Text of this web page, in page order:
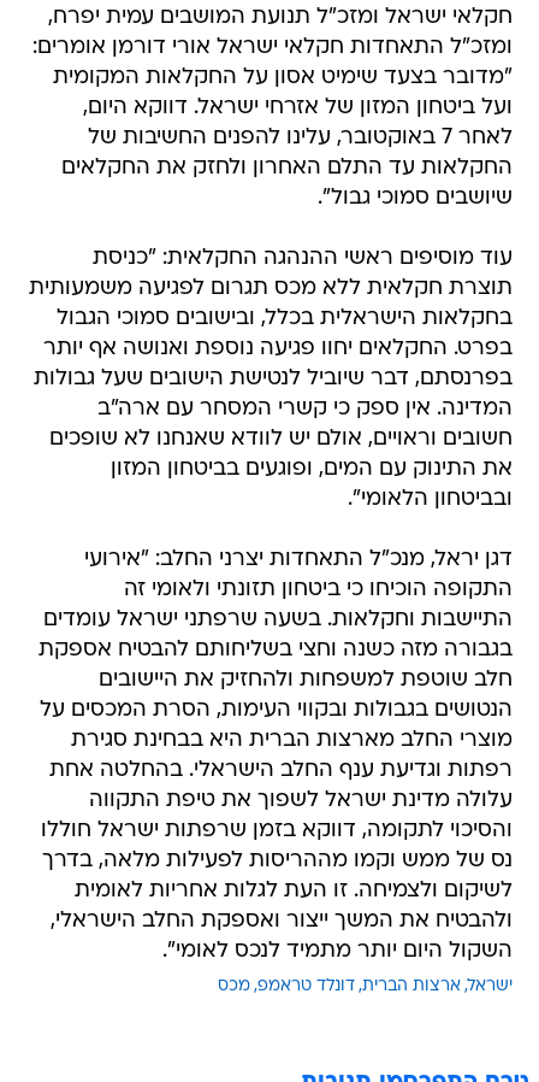
חקלאי ישראל ומזכ"ל תנועת המושבים עמית יפרח,
ומזכ"ל התאחדות חקלאי ישראל אורי דורמן אומרים:
"מדובר בצעד שימיט אסון על החקלאות המקומית
ועל ביטחון המזון של אזרחי ישראל. דווקא היום,
לאחר 7 באוקטובר, עלינו להפנים החשיבות של
החקלאות עד התלם האחרון ולחזק את החקלאים
שיושבים סמוכי גבול".
עוד מוסיפים ראשי ההנהגה החקלאית: "כניסת
תוצרת חקלאית ללא מכס תגרום לפגיעה משמעותית
בחקלאות הישראלית בכלל, ובישובים סמוכי הגבול
בפרט. החקלאים יחוו פגיעה נוספת ואנושה אף יותר
בפרנסתם, דבר שיוביל לנטישת הישובים שעל גבולות
המדינה. אין ספק כי קשרי המסחר עם ארה"ב
חשובים וראויים, אולם יש לוודא שאנחנו לא שופכים
את התינוק עם המים, ופוגעים בביטחון המזון
ובביטחון הלאומי".
דגן יראל, מנכ"ל התאחדות יצרני החלב: "אירועי
התקופה הוכיחו כי ביטחון תזונתי ולאומי זה
התיישבות וחקלאות. בשעה שרפתני ישראל עומדים
בגבורה מזה כשנה וחצי בשליחותם להבטיח אספקת
חלב שוטפת למשפחות ולהחזיק את היישובים
הנטושים בגבולות ובקווי העימות, הסרת המכסים על
מוצרי החלב מארצות הברית היא בבחינת סגירת
רפתות וגדיעת ענף החלב הישראלי. בהחלטה אחת
עלולה מדינת ישראל לשפוך את טיפת התקווה
והסיכוי לתקומה, דווקא בזמן שרפתות ישראל חוללו
נס של ממש וקמו מההריסות לפעילות מלאה, בדרך
לשיקום ולצמיחה. זו העת לגלות אחריות לאומית
ולהבטיח את המשך ייצור ואספקת החלב הישראלי,
השקול היום יותר מתמיד לנכס לאומי".
ישראל ארצות הברית דונלד טראמפ מכס